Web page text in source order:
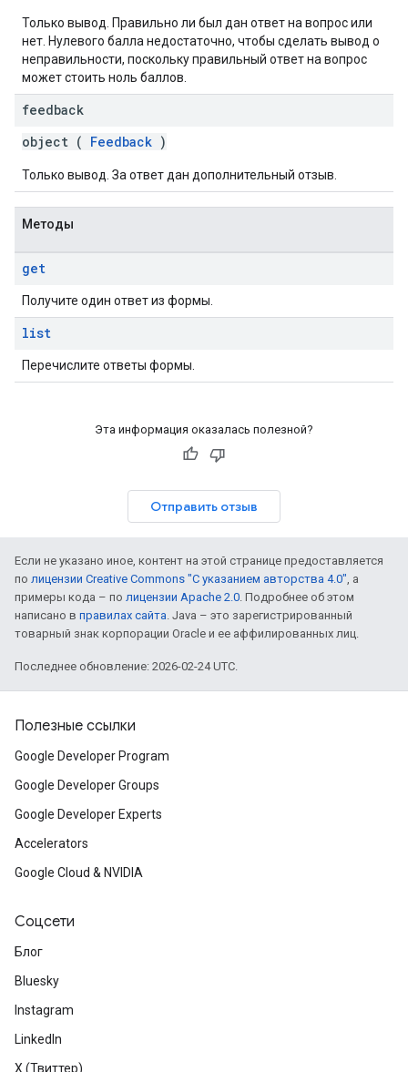
Только вывод. Правильно ли был дан ответ на вопрос или
нет. Нулевого балла недостаточно, чтобы сделать вывод о
неправильности, поскольку правильный ответ на вопрос
может стоить ноль баллов.
feedback
object ( Feedback )
Только вывод. За ответ дан дополнительный отзыв.
Методы
get
Получите один ответ из формы.
list
Перечислите ответы формы.
Эта информация оказалась полезной?
Отправить отзыв
Если не указано иное, контент на этой странице предоставляется
по лицензии Creative Commons "С указанием авторства 4.0", а
примеры кода – по лицензии Apache 2.0. Подробнее об этом
написано в правилах сайта. Java – это зарегистрированный
товарный знак корпорации Oracle и ее аффилированных лиц.
Последнее обновление: 2026-02-24 UTC.
Полезные ссылки
Google Developer Program
Google Developer Groups
Google Developer Experts
Accelerators
Google Cloud & NVIDIA
Соцсети
Блог
Bluesky
Instagram
LinkedIn
X (Твиттер)